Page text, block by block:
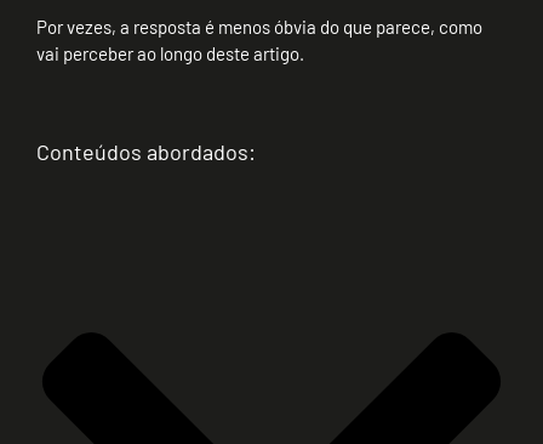
Por vezes, a resposta é menos óbvia do que parece, como
vai perceber ao longo deste artigo.
Conteúdos abordados: